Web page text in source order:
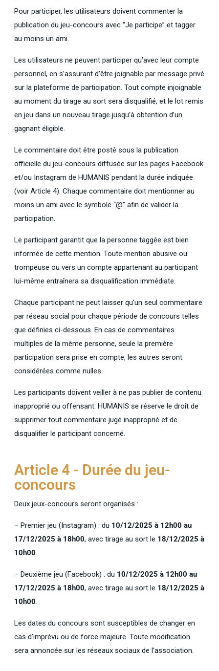
Pour participer, les utilisateurs doivent commenter la
publication du jeu-concours avec “Je participe” et tagger
au moins un ami.
Les utilisateurs ne peuvent participer qu’avec leur compte
personnel, en s’assurant d’être joignable par message privé
sur la plateforme de participation. Tout compte injoignable
au moment du tirage au sort sera disqualifié, et le lot remis
en jeu dans un nouveau tirage jusqu’à obtention d’un
gagnant éligible.
Le commentaire doit être posté sous la publication
officielle du jeu-concours diffusée sur les pages Facebook
et/ou Instagram de HUMANIS pendant la durée indiquée
(voir Article 4). Chaque commentaire doit mentionner au
moins un ami avec le symbole “@” afin de valider la
participation.
Le participant garantit que la personne taggée est bien
informée de cette mention. Toute mention abusive ou
trompeuse ou vers un compte appartenant au participant
lui-même entraînera sa disqualification immédiate.
Chaque participant ne peut laisser qu’un seul commentaire
par réseau social pour chaque période de concours telles
que définies ci-dessous. En cas de commentaires
multiples de la même personne, seule la première
participation sera prise en compte, les autres seront
considérées comme nulles.
Les participants doivent veiller à ne pas publier de contenu
inapproprié ou offensant. HUMANIS se réserve le droit de
supprimer tout commentaire jugé inapproprié et de
disqualifier le participant concerné.
Article 4 - Durée du jeu-
concours
Deux jeux-concours seront organisés :
– Premier jeu (Instagram) : du 10/12/2025 à 12h00 au
17/12/2025 à 18h00, avec tirage au sort le 18/12/2025 à
10h00.
– Deuxième jeu (Facebook) : du 10/12/2025 à 12h00 au
17/12/2025 à 18h00, avec tirage au sort le 18/12/2025 à
10h00.
Les dates du concours sont susceptibles de changer en
cas d’imprévu ou de force majeure. Toute modification
sera annoncée sur les réseaux sociaux de l’association.